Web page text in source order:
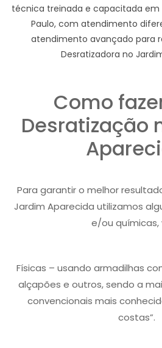
técnica treinada e capacitada em
Paulo, com atendimento
atendimento avançado para
Desratizadora no
Como
Desratização
Para garantir o melhor
Jardim Aparecida utilizamos
e/ou químicas,
Físicas – usando armadilhas
alçapões e outros, sendo a
convencionais mais
costas”.